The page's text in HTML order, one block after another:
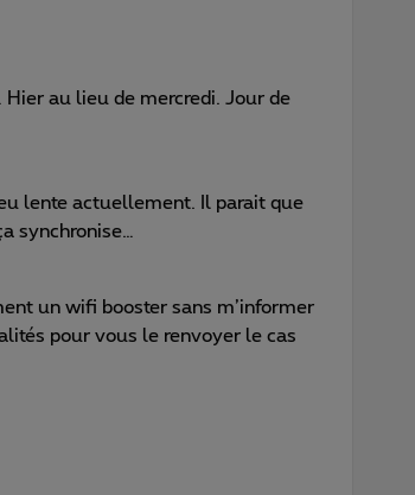
au lieu de mercredi. Jour de
lente actuellement. Il parait que
synchronise…
un wifi booster sans m’informer
pour vous le renvoyer le cas